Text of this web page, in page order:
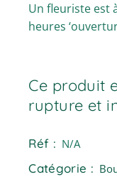
Un fleuriste est
heures
Ce produit
rupture et
Réf : N/A
Catégorie :